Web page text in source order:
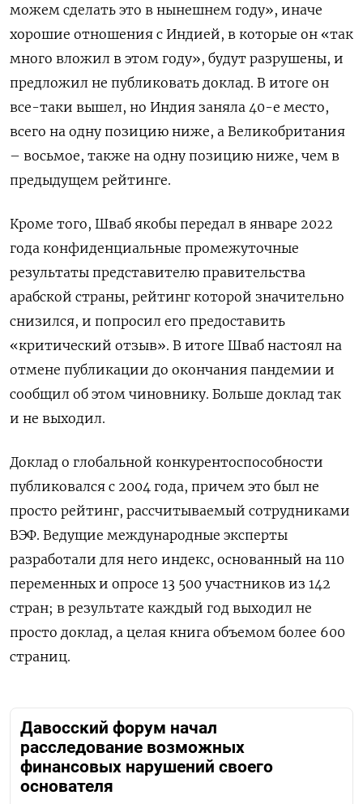
можем сделать это в нынешнем году», иначе
хорошие отношения с Индией, в которые он «так
много вложил в этом году», будут разрушены, и
предложил не публиковать доклад. В итоге он
все-таки вышел, но Индия заняла 40-е место,
всего на одну позицию ниже, а Великобритания
– восьмое, также на одну позицию ниже, чем в
предыдущем рейтинге.
Кроме того, Шваб якобы передал в январе 2022
года конфиденциальные промежуточные
результаты представителю правительства
арабской страны, рейтинг которой значительно
снизился, и попросил его предоставить
«критический отзыв». В итоге Шваб настоял на
отмене публикации до окончания пандемии и
сообщил об этом чиновнику. Больше доклад так
и не выходил.
Доклад о глобальной конкурентоспособности
публиковался с 2004 года, причем это был не
просто рейтинг, рассчитываемый сотрудниками
ВЭФ. Ведущие международные эксперты
разработали для него индекс, основанный на 110
переменных и опросе 13 500 участников из 142
стран; в результате каждый год выходил не
просто доклад, а целая книга объемом более 600
страниц.
Давосский форум начал
расследование возможных
финансовых нарушений своего
основателя